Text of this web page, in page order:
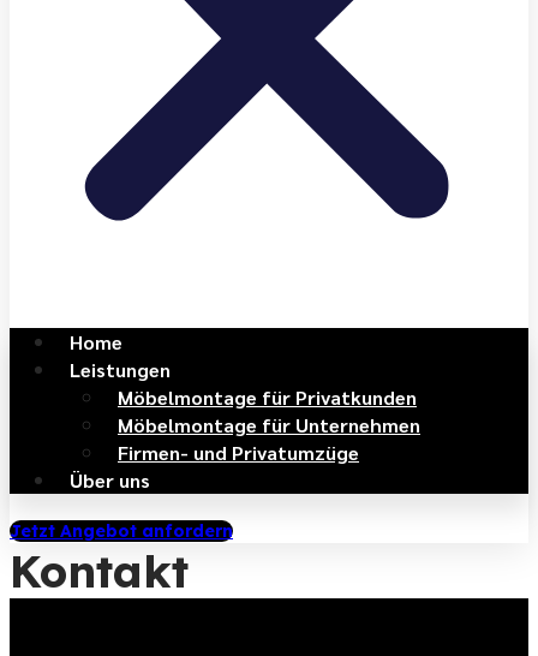
Home
Leistungen
Möbelmontage für Privatkunden
Möbelmontage für Unternehmen
Firmen- und Privatumzüge
Über uns
Jetzt Angebot anfordern
Kontakt